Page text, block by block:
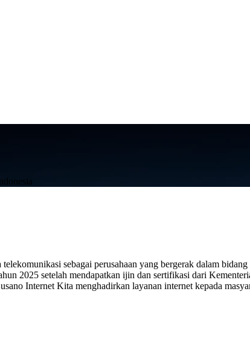
sebagai perusahaan yang bergerak dalam
2025 setelah mendapatkan ijin dan sertifikasi dari
Internet Kita menghadirkan layanan internet kepada